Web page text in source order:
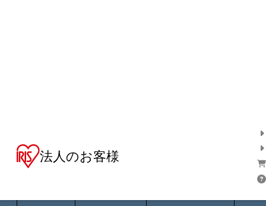
法人のお客様